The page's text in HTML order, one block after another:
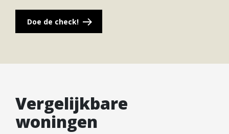
Doe de check!
Vergelijkbare
woningen